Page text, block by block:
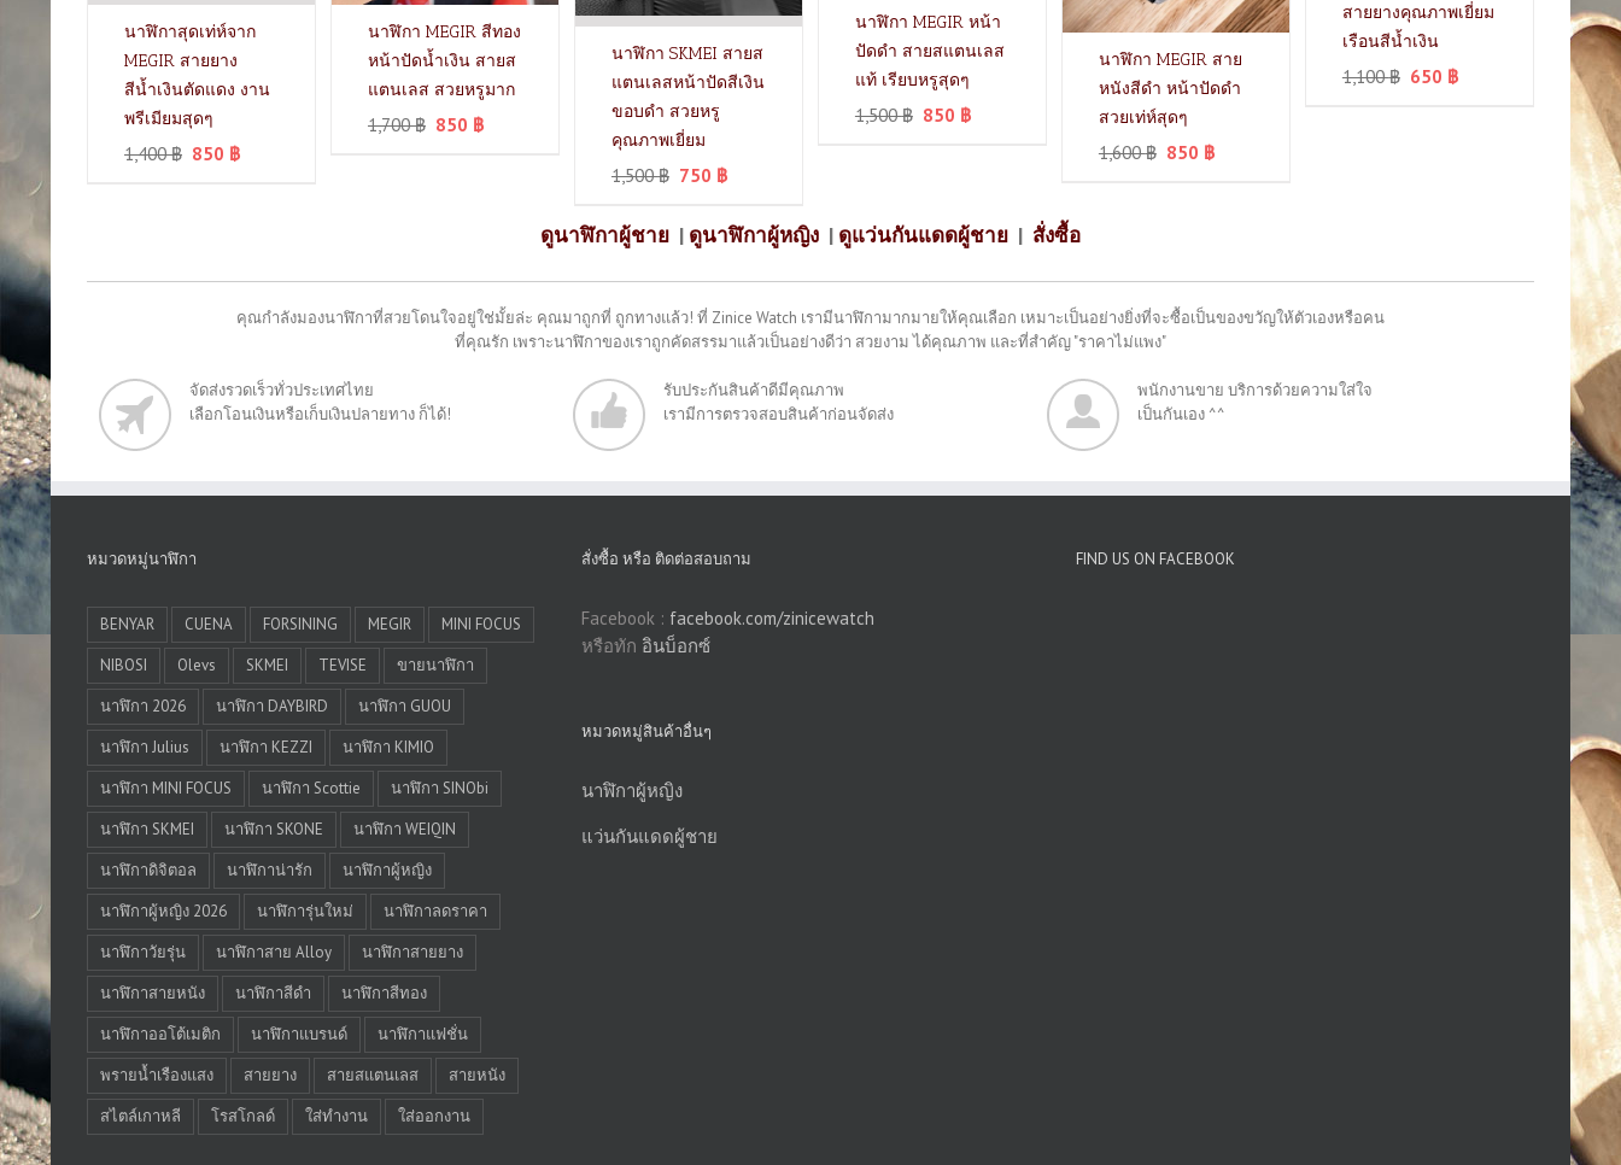
นาฬิกาสุดเท่ห์จาก
MEGIR สายยาง
สีน้ำเงินตัดแดง งาน
พรีเมียมสุดๆ
1,400฿ 850 ฿
นาฬิกา MEGIR สีทอง
หน้าปัดน้ำเงิน สายส
แตนเลส สวยหรูมาก
1,700฿ 850 ฿
นาฬิกา SKMEI สายส
แตนเลสหน้าปัดสีเงิน
ขอบดำ สวยหรู
คุณภาพเยี่ยม
1,500฿ 750 ฿
นาฬิกา MEGIR หน้า
ปัดดำ สายสแตนเลส
แท้ เรียบหรูสุดๆ
1,500฿ 850 ฿
นาฬิกา MEGIR สาย
หนังสีดำ หน้าปัดดำ
สวยเท่ห์สุดๆ
1,600฿ 850 ฿
สายยางคุณภาพเยี่ยม
เรือนสีน้ำเงิน
1,100฿ 650 ฿
ดูนาฬิกาผู้ชาย | ดูนาฬิกาผู้หญิง | ดูแว่นกันแดดผู้ชาย | สั่งซื้อ
คุณกำลังมองนาฬิกาที่สวยโดนใจอยู่ใช่มั้ยล่ะ คุณมาถูกที่ ถูกทางแล้ว! ที่ Zinice Watch เรามีนาฬิกามากมายให้คุณเลือก เหมาะเป็นอย่างยิ่งที่จะซื้อเป็นของขวัญให้ตัวเองหรือคน
ที่คุณรัก เพราะนาฬิกาของเราถูกคัดสรรมาแล้วเป็นอย่างดีว่า สวยงาม ได้คุณภาพ และที่สำคัญ "ราคาไม่แพง"
จัดส่งรวดเร็วทั่วประเทศไทย
เลือกโอนเงินหรือเก็บเงินปลายทาง ก็ได้!
รับประกันสินค้าดีมีคุณภาพ
เรามีการตรวจสอบสินค้าก่อนจัดส่ง
พนักงานขาย บริการด้วยความใส่ใจ
เป็นกันเอง ^^
หมวดหมู่นาฬิกา
BENYAR CUENA FORSINING MEGIR
MINI FOCUS
NIBOSI
Olevs SKMEI TEVISE
ขายนาฬิกา
นาฬิกา 2026
นาฬิกา DAYBIRD
นาฬิกา GUOU
นาฬิกา Julius
นาฬิกา KEZZI
นาฬิกา KIMIO
นาฬิกา MINI FOCUS
นาฬิกา Scottie
นาฬิกา SINObi
นาฬิกา SKMEI
นาฬิกา SKONE
นาฬิกา WEIQIN
นาฬิกาดิจิตอล
นาฬิกาน่ารัก
นาฬิกาผู้หญิง
นาฬิกาผู้หญิง 2026
นาฬิการุ่นใหม่
นาฬิกาลดราคา
นาฬิกาวัยรุ่น
นาฬิกาสาย Alloy
นาฬิกาสายยาง
นาฬิกาสายหนัง
นาฬิกาสีดำ
นาฬิกาสีทอง
นาฬิกาออโต้เมติก
นาฬิกาแบรนด์
นาฬิกาแฟชั่น
พรายน้ำเรืองแสง
สายยาง สายสแตนเลส
สายหนัง
สไตล์เกาหลี
โรสโกลด์ ใส่ทำงาน ใส่ออกงาน
สั่งซื้อ หรือ ติดต่อสอบถาม
Facebook : facebook.com/zinicewatch
หรือทัก อินบ็อกซ์
หมวดหมู่สินค้าอื่นๆ
นาฬิกาผู้หญิง
แว่นกันแดดผู้ชาย
FIND US ON FACEBOOK